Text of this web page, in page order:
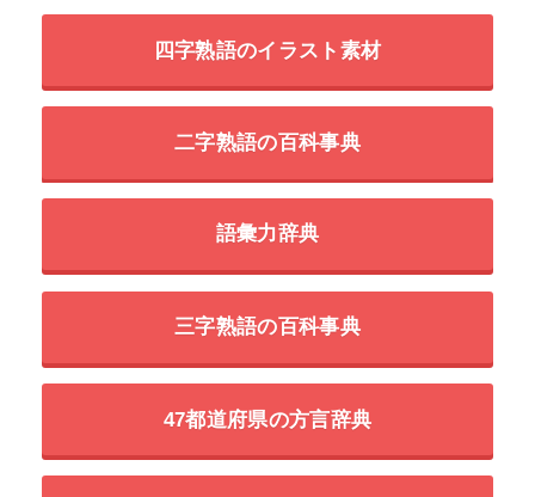
四字熟語のイラスト素材
二字熟語の百科事典
語彙力辞典
三字熟語の百科事典
47都道府県の方言辞典